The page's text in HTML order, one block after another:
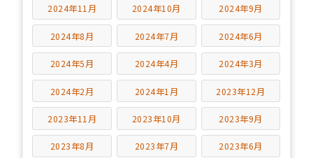
2024年11月 2024年10月 2024年9月
2024年8月 2024年7月 2024年6月
2024年5月 2024年4月 2024年3月
2024年2月 2024年1月 2023年12月
2023年11月 2023年10月 2023年9月
2023年8月 2023年7月 2023年6月